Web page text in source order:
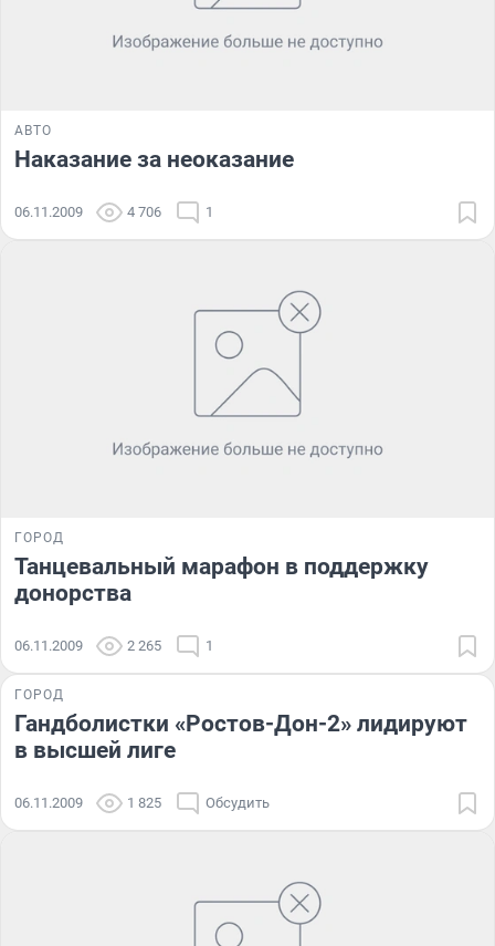
АВТО
Наказание за неоказание
06.11.2009 4 706 1
ГОРОД
Танцевальный марафон в поддержку
донорства
06.11.2009 2 265 1
ГОРОД
Гандболистки «Ростов-Дон-2» лидируют
в высшей лиге
06.11.2009 1 825 Обсудить